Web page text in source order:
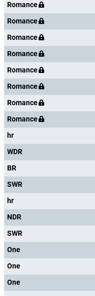
Romance
Romance
Romance
Romance
Romance
Romance
Romance
Romance
hr
WDR
BR
SWR
hr
NDR
SWR
One
One
One